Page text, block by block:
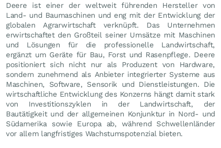
Deere ist einer der weltweit führenden Hersteller von
Land- und Baumaschinen und eng mit der Entwicklung der
globalen Agrarwirtschaft verknüpft. Das Unternehmen
erwirtschaftet den Großteil seiner Umsätze mit Maschinen
und Lösungen für die professionelle Landwirtschaft,
ergänzt um Geräte für Bau, Forst und Rasenpflege. Deere
positioniert sich nicht nur als Produzent von Hardware,
sondern zunehmend als Anbieter integrierter Systeme aus
Maschinen, Software, Sensorik und Dienstleistungen. Die
wirtschaftliche Entwicklung des Konzerns hängt damit stark
von Investitionszyklen in der Landwirtschaft, der
Bautätigkeit und der allgemeinen Konjunktur in Nord- und
Südamerika sowie Europa ab, während Schwellenländer
vor allem langfristiges Wachstumspotenzial bieten.